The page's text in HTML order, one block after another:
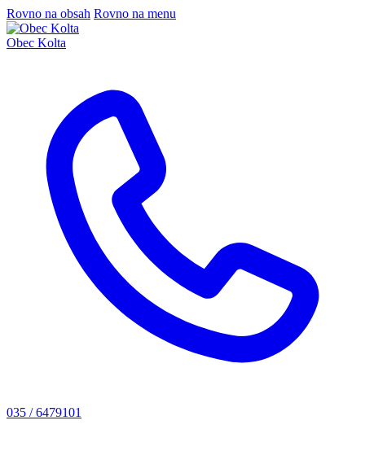
Rovno na obsah Rovno na menu
Obec Kolta
035 / 6479101